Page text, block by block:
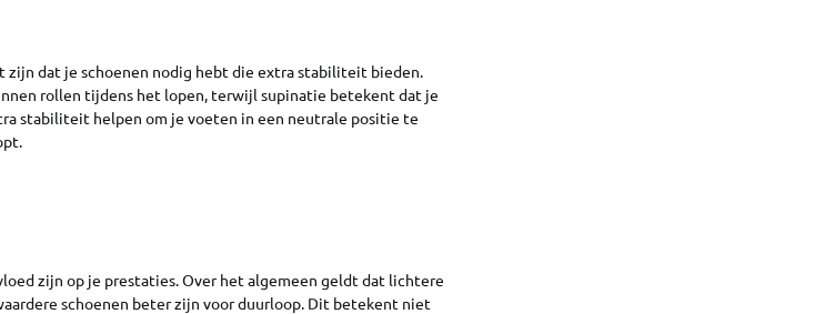
zijn dat je schoenen nodig hebt die extra stabiliteit bieden.
rollen tijdens het lopen, terwijl supinatie betekent dat je
stabiliteit helpen om je voeten in een neutrale positie te
zijn op je prestaties. Over het algemeen geldt dat lichtere
schoenen beter zijn voor duurloop. Dit betekent niet